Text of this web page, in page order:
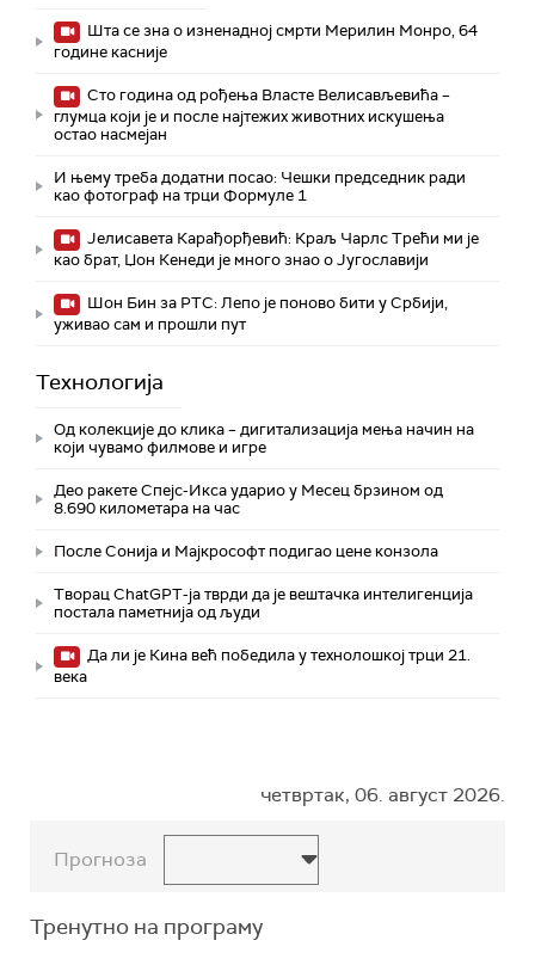
Шта се зна о изненадној смрти Мерилин Монро, 64
године касније
Сто година од рођења Власте Велисављевића –
глумца који је и после најтежих животних искушења
остао насмејан
И њему треба додатни посао: Чешки председник ради
као фотограф на трци Формуле 1
Јелисавета Карађорђевић: Краљ Чарлс Трећи ми је
као брат, Џон Кенеди је много знао о Југославији
Шон Бин за РТС: Лепо је поново бити у Србији,
уживао сам и прошли пут
Технологијa
Од колекције до клика – дигитализација мења начин на
који чувамо филмове и игре
Део ракете Спејс-Икса ударио у Месец брзином од
8.690 километара на час
После Сонија и Мајкрософт подигао цене конзола
Творац ChatGPT-ја тврди да је вештачка интелигенција
постала паметнија од људи
Да ли је Кина већ победила у технолошкој трци 21.
века
четвртак, 06. август 2026.
Прогноза
Тренутно на програму